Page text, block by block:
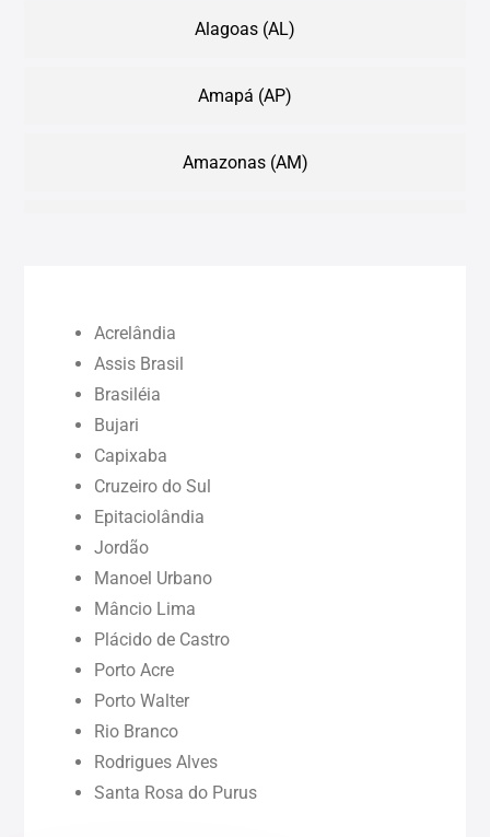
Alagoas (AL)
Amapá (AP)
Amazonas (AM)
Paraíba (PB)
Piauí (PI)
Rondônia (RO)
Roraima (RR)
Acrelândia
Assis Brasil
Brasiléia
Bujari
Capixaba
Cruzeiro do Sul
Epitaciolândia
Jordão
Manoel Urbano
Mâncio Lima
Plácido de Castro
Porto Acre
Porto Walter
Rio Branco
Rodrigues Alves
Santa Rosa do Purus